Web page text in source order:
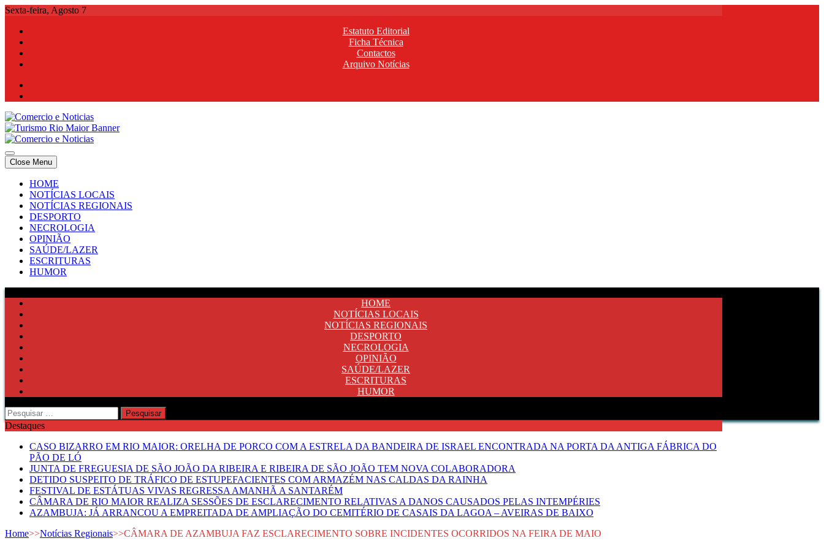
Skip
content
Sexta-feira, Agosto 7
Estatuto Editorial
Ficha Técnica
Contactos
Arquivo Notícias
Comercio e Noticias
Notícias e Publicidade Online
Comercio e Noticias
Notícias e Publicidade Online
Close Menu
HOME
NOTÍCIAS LOCAIS
NOTÍCIAS REGIONAIS
DESPORTO
NECROLOGIA
OPINIÃO
SAÚDE/LAZER
ESCRITURAS
HUMOR
HOME
NOTÍCIAS LOCAIS
NOTÍCIAS REGIONAIS
DESPORTO
NECROLOGIA
OPINIÃO
SAÚDE/LAZER
ESCRITURAS
HUMOR
Pesquisar
por:
Destaques
CASO BIZARRO EM RIO MAIOR: ORELHA DE PORCO COM A ESTRELA DA BANDEIRA DE ISRAEL ENCONTRADA NA PORTA DA ANTIGA FÁBRICA DO
PÃO DE LÓ
JUNTA DE FREGUESIA DE SÃO JOÃO DA RIBEIRA E RIBEIRA DE SÃO JOÃO TEM NOVA COLABORADORA
DETIDO SUSPEITO DE TRÁFICO DE ESTUPEFACIENTES COM ARMAZÉM NAS CALDAS DA RAINHA
FESTIVAL DE ESTÁTUAS VIVAS REGRESSA AMANHÃ A SANTARÉM
CÂMARA DE RIO MAIOR REALIZA SESSÕES DE ESCLARECIMENTO RELATIVAS A DANOS CAUSADOS PELAS INTEMPÉRIES
AZAMBUJA: JÁ ARRANCOU A EMPREITADA DE AMPLIAÇÃO DO CEMITÉRIO DE CASAIS DA LAGOA – AVEIRAS DE BAIXO
Home>>Notícias Regionais>>CÂMARA DE AZAMBUJA FAZ ESCLARECIMENTO SOBRE INCIDENTES OCORRIDOS NA FEIRA DE MAIO